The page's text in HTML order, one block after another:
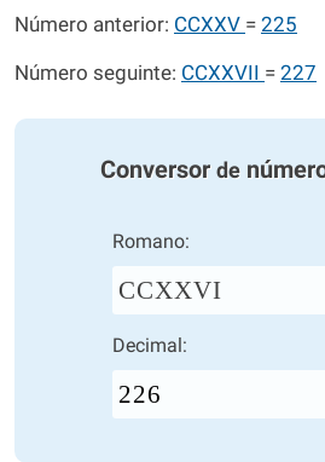
Número anterior: CCXXV = 225
Número seguinte: CCXXVII = 227
Conversor de
Romano:
CCXXVI
Decimal: